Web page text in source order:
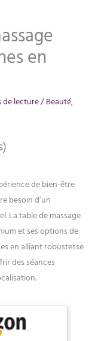
en
de lecture/Beauté,
de bien-être
besoin d’un
La table de massage
et ses options de
en alliant robustesse
des séances